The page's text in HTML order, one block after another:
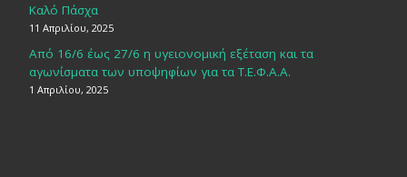
Καλό Πάσχα
11 Απριλίου, 2025
Από 16/6 έως 27/6 η υγειονομική εξέταση και τα
αγωνίσματα των υποψηφίων για τα Τ.Ε.Φ.Α.Α.
1 Απριλίου, 2025